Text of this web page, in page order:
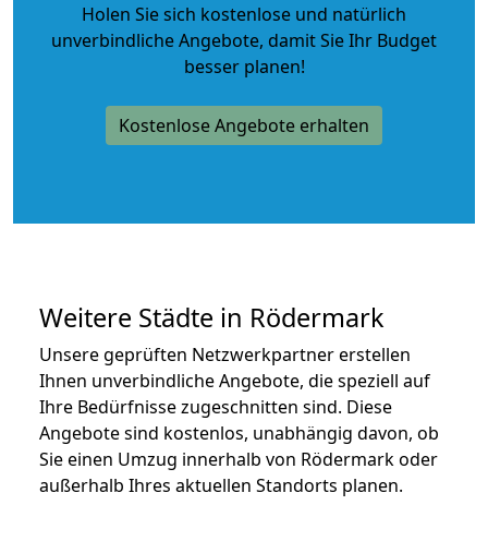
Holen Sie sich kostenlose und natürlich
unverbindliche Angebote, damit Sie Ihr Budget
besser planen!
Kostenlose Angebote erhalten
Weitere Städte in Rödermark
Unsere geprüften Netzwerkpartner erstellen
Ihnen unverbindliche Angebote, die speziell auf
Ihre Bedürfnisse zugeschnitten sind. Diese
Angebote sind kostenlos, unabhängig davon, ob
Sie einen Umzug innerhalb von Rödermark oder
außerhalb Ihres aktuellen Standorts planen.